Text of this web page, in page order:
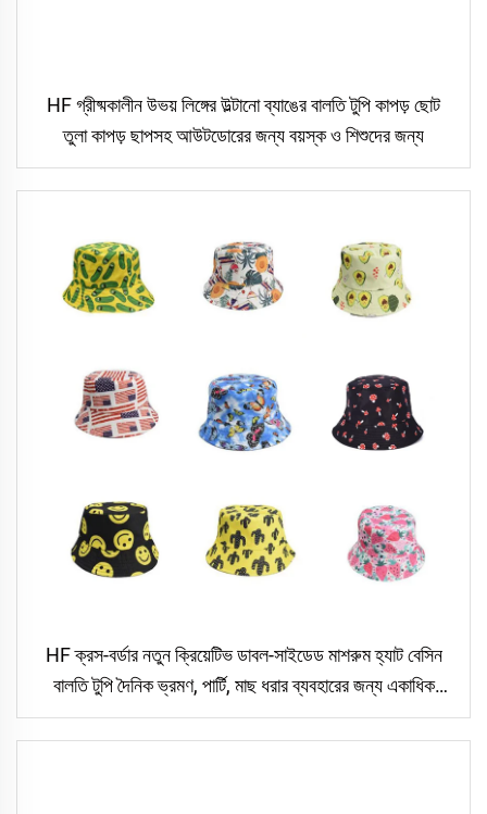
HF গ্রীষ্মকালীন উভয় লিঙ্গের উল্টানো ব্যাঙের বালতি টুপি কাপড় ছোট
তুলা কাপড় ছাপসহ আউটডোরের জন্য বয়স্ক ও শিশুদের জন্য
HF ক্রস-বর্ডার নতুন ক্রিয়েটিভ ডাবল-সাইডেড মাশরুম হ্যাট বেসিন
বালতি টুপি দৈনিক ভ্রমণ, পার্টি, মাছ ধরার ব্যবহারের জন্য একাধিক
ডিজাইন